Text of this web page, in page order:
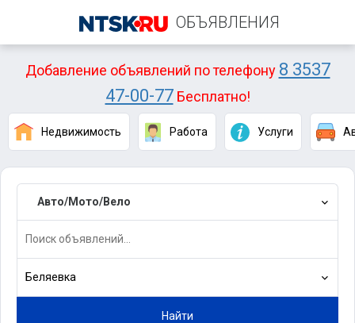
ОБЪЯВЛЕНИЯ
Добавление объявлений по телефону 8 3537
47-00-77Бесплатно!
Недвижимость Работа Услуги
Авто/Мото/Вело
Беляевка
Найти